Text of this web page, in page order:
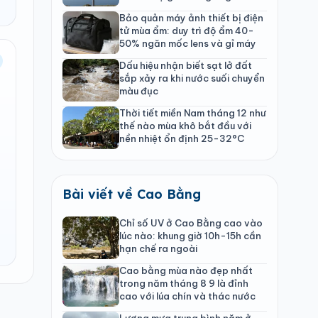
Bảo quản máy ảnh thiết bị điện
tử mùa ẩm: duy trì độ ẩm 40-
50% ngăn mốc lens và gỉ máy
Dấu hiệu nhận biết sạt lở đất
sắp xảy ra khi nước suối chuyển
màu đục
Thời tiết miền Nam tháng 12 như
thế nào mùa khô bắt đầu với
nền nhiệt ổn định 25-32°C
Bài viết về Cao Bằng
Chỉ số UV ở Cao Bằng cao vào
lúc nào: khung giờ 10h-15h cần
hạn chế ra ngoài
Cao bằng mùa nào đẹp nhất
trong năm tháng 8 9 là đỉnh
cao với lúa chín và thác nước